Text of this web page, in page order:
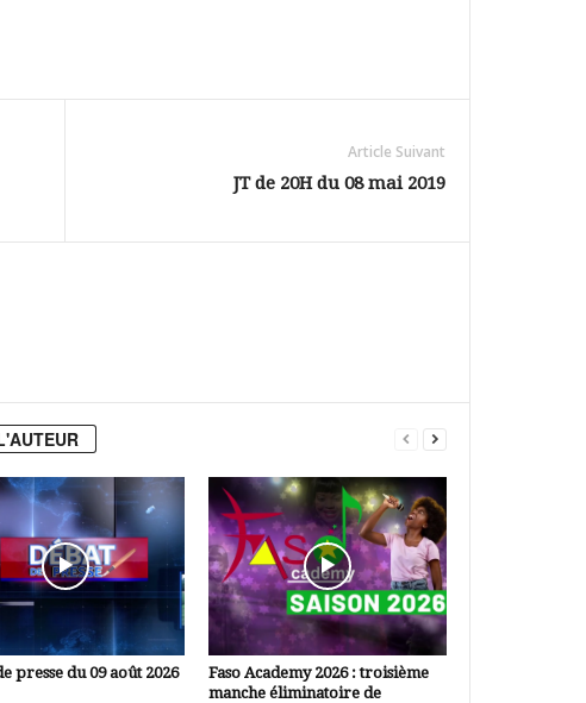
Article Suivant
JT de 20H du 08 mai 2019
presse du 09 août 2026
Faso Academy 2026 : troisième
manche éliminatoire de